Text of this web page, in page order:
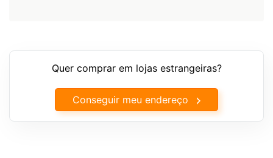
Quer comprar em lojas estrangeiras?
Conseguir meu endereço